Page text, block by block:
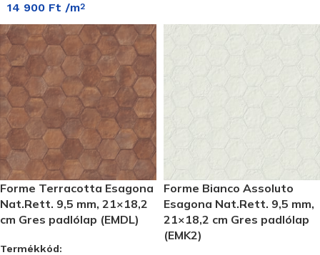
14 900 Ft /m2
Forme Terracotta Esagona
Nat.Rett. 9,5 mm, 21×18,2
cm Gres padlólap (EMDL)
Termékkód:
Forme Bianco Assoluto
Esagona Nat.Rett. 9,5 mm,
21×18,2 cm Gres padlólap
(EMK2)